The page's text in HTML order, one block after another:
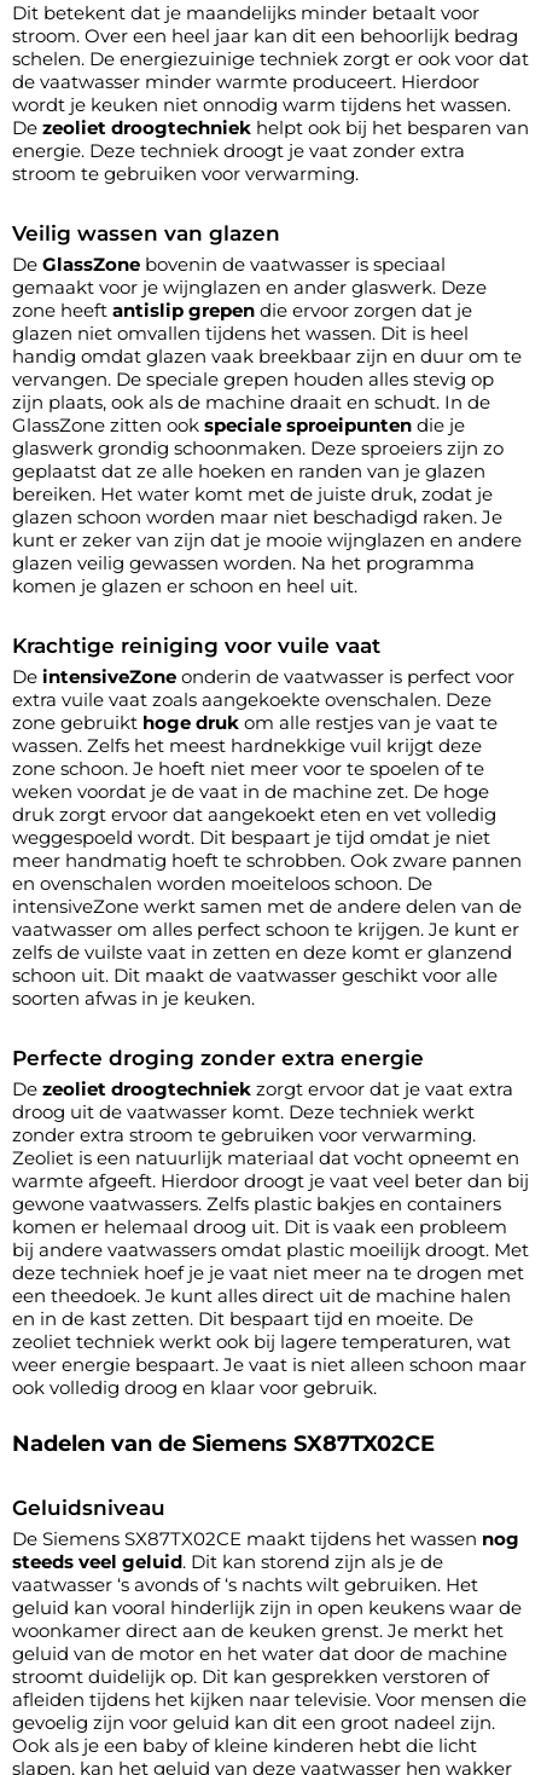
Dit betekent dat je maandelijks minder betaalt voor
stroom. Over een heel jaar kan dit een behoorlijk bedrag
schelen. De energiezuinige techniek zorgt er ook voor dat
de vaatwasser minder warmte produceert. Hierdoor
wordt je keuken niet onnodig warm tijdens het wassen.
De zeoliet droogtechniek helpt ook bij het besparen van
energie. Deze techniek droogt je vaat zonder extra
stroom te gebruiken voor verwarming.
Veilig wassen van glazen
De GlassZone bovenin de vaatwasser is speciaal
gemaakt voor je wijnglazen en ander glaswerk. Deze
zone heeft antislip grepen die ervoor zorgen dat je
glazen niet omvallen tijdens het wassen. Dit is heel
handig omdat glazen vaak breekbaar zijn en duur om te
vervangen. De speciale grepen houden alles stevig op
zijn plaats, ook als de machine draait en schudt. In de
GlassZone zitten ook speciale sproeipunten die je
glaswerk grondig schoonmaken. Deze sproeiers zijn zo
geplaatst dat ze alle hoeken en randen van je glazen
bereiken. Het water komt met de juiste druk, zodat je
glazen schoon worden maar niet beschadigd raken. Je
kunt er zeker van zijn dat je mooie wijnglazen en andere
glazen veilig gewassen worden. Na het programma
komen je glazen er schoon en heel uit.
Krachtige reiniging voor vuile vaat
De intensiveZone onderin de vaatwasser is perfect voor
extra vuile vaat zoals aangekoekte ovenschalen. Deze
zone gebruikt hoge druk om alle restjes van je vaat te
wassen. Zelfs het meest hardnekkige vuil krijgt deze
zone schoon. Je hoeft niet meer voor te spoelen of te
weken voordat je de vaat in de machine zet. De hoge
druk zorgt ervoor dat aangekoekt eten en vet volledig
weggespoeld wordt. Dit bespaart je tijd omdat je niet
meer handmatig hoeft te schrobben. Ook zware pannen
en ovenschalen worden moeiteloos schoon. De
intensiveZone werkt samen met de andere delen van de
vaatwasser om alles perfect schoon te krijgen. Je kunt er
zelfs de vuilste vaat in zetten en deze komt er glanzend
schoon uit. Dit maakt de vaatwasser geschikt voor alle
soorten afwas in je keuken.
Perfecte droging zonder extra energie
De zeoliet droogtechniek zorgt ervoor dat je vaat extra
droog uit de vaatwasser komt. Deze techniek werkt
zonder extra stroom te gebruiken voor verwarming.
Zeoliet is een natuurlijk materiaal dat vocht opneemt en
warmte afgeeft. Hierdoor droogt je vaat veel beter dan bij
gewone vaatwassers. Zelfs plastic bakjes en containers
komen er helemaal droog uit. Dit is vaak een probleem
bij andere vaatwassers omdat plastic moeilijk droogt. Met
deze techniek hoef je je vaat niet meer na te drogen met
een theedoek. Je kunt alles direct uit de machine halen
en in de kast zetten. Dit bespaart tijd en moeite. De
zeoliet techniek werkt ook bij lagere temperaturen, wat
weer energie bespaart. Je vaat is niet alleen schoon maar
ook volledig droog en klaar voor gebruik.
Nadelen van de Siemens SX87TX02CE
Geluidsniveau
De Siemens SX87TX02CE maakt tijdens het wassen nog
steeds veel geluid. Dit kan storend zijn als je de
vaatwasser ‘s avonds of ‘s nachts wilt gebruiken. Het
geluid kan vooral hinderlijk zijn in open keukens waar de
woonkamer direct aan de keuken grenst. Je merkt het
geluid van de motor en het water dat door de machine
stroomt duidelijk op. Dit kan gesprekken verstoren of
afleiden tijdens het kijken naar televisie. Voor mensen die
gevoelig zijn voor geluid kan dit een groot nadeel zijn.
Ook als je een baby of kleine kinderen hebt die licht
slapen, kan het geluid van deze vaatwasser hen wakker